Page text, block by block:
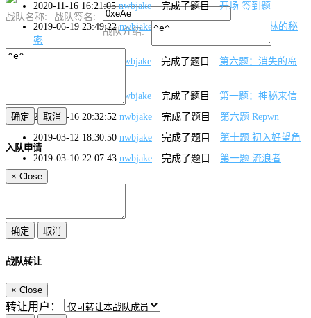
2020-11-16 16:21:05 nwbjake 完成了题目
开场 签到题
2019-06-19 23:49:22 nwbjake 完成了题目
第五题：丛林的秘
密
nwbjake 完成了题目
第六题：消失的岛
nwbjake 完成了题目
第一题：神秘来信
2019-03-16 20:32:52 nwbjake 完成了题目
第六题 Repwn
2019-03-12 18:30:50 nwbjake 完成了题目
第十题 初入好望角
2019-03-10 22:07:43 nwbjake 完成了题目 第一题 流浪者
战队名称:
战队签名:
战队介绍:
入队申请
× Close
战队转让
× Close
转让用户：